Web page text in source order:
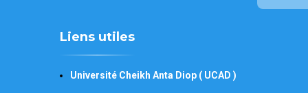
Liens utiles
Université Cheikh Anta Diop ( UCAD )